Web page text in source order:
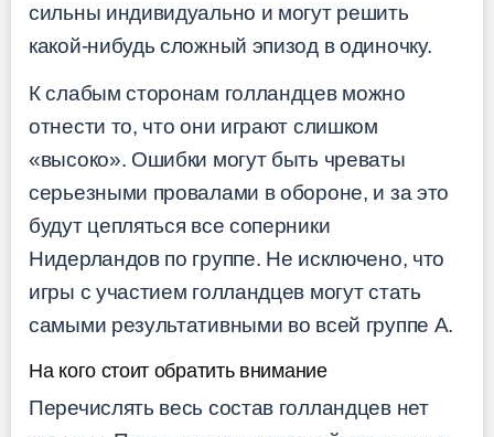
сильны индивидуально и могут решить
какой-нибудь сложный эпизод в одиночку.
К слабым сторонам голландцев можно
отнести то, что они играют слишком
«высоко». Ошибки могут быть чреваты
серьезными провалами в обороне, и за это
будут цепляться все соперники
Нидерландов по группе. Не исключено, что
игры с участием голландцев могут стать
самыми результативными во всей группе A.
На кого стоит обратить внимание
Перечислять весь состав голландцев нет